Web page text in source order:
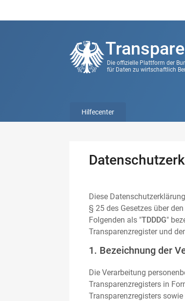
Die offizielle Plattform der
für Daten zu wirtschaftlich
Hilfecenter
Diese
§ 25 des Gesetzes über
Folgenden als "TDDDG"
Transparenzregister und
1. Bezeichnung der
Die Verarbeitung
Transparenzregisters in
Transparenzregisters